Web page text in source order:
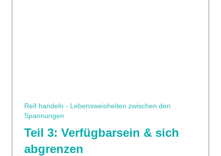
Reif handeln - Lebensweisheiten zwischen den
Spannungen
Teil 3: Verfügbarsein & sich
abgrenzen